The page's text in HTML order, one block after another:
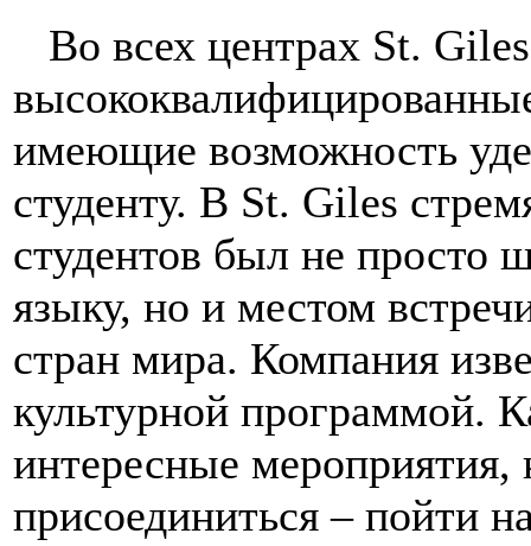
Во всех центрах St.
имеющие возможность
студенту. В St. Giles
студентов был не просто
языку, но и местом
стран мира. Компания
культурной программой.
интересные
присоединиться – пойти